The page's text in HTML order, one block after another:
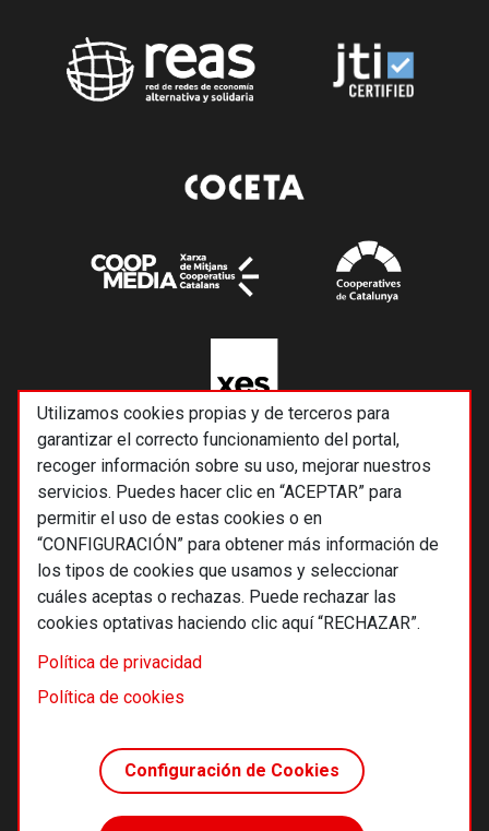
Utilizamos cookies propias y de terceros para
garantizar el correcto funcionamiento del portal,
recoger información sobre su uso, mejorar nuestros
servicios. Puedes hacer clic en “ACEPTAR” para
permitir el uso de estas cookies o en
“CONFIGURACIÓN” para obtener más información de
los tipos de cookies que usamos y seleccionar
cuáles aceptas o rechazas. Puede rechazar las
cookies optativas haciendo clic aquí “RECHAZAR”.
Política de privacidad
Política de cookies
Configuración de Cookies
© 2026 Alternativas económicas SCCL
Footer
Términos y condiciones de uso
Política de cookies
Principios editoriales